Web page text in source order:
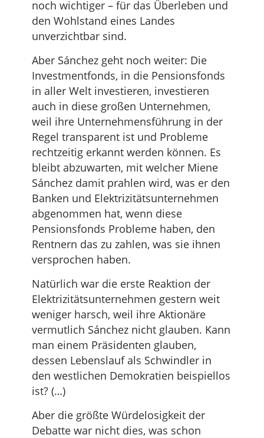
noch wichtiger – für das Überleben und
den Wohlstand eines Landes
unverzichtbar sind.
Aber Sánchez geht noch weiter: Die
Investmentfonds, in die Pensionsfonds
in aller Welt investieren, investieren
auch in diese großen Unternehmen,
weil ihre Unternehmensführung in der
Regel transparent ist und Probleme
rechtzeitig erkannt werden können. Es
bleibt abzuwarten, mit welcher Miene
Sánchez damit prahlen wird, was er den
Banken und Elektrizitätsunternehmen
abgenommen hat, wenn diese
Pensionsfonds Probleme haben, den
Rentnern das zu zahlen, was sie ihnen
versprochen haben.
Natürlich war die erste Reaktion der
Elektrizitätsunternehmen gestern weit
weniger harsch, weil ihre Aktionäre
vermutlich Sánchez nicht glauben. Kann
man einem Präsidenten glauben,
dessen Lebenslauf als Schwindler in
den westlichen Demokratien beispiellos
ist? (…)
Aber die größte Würdelosigkeit der
Debatte war nicht dies, was schon